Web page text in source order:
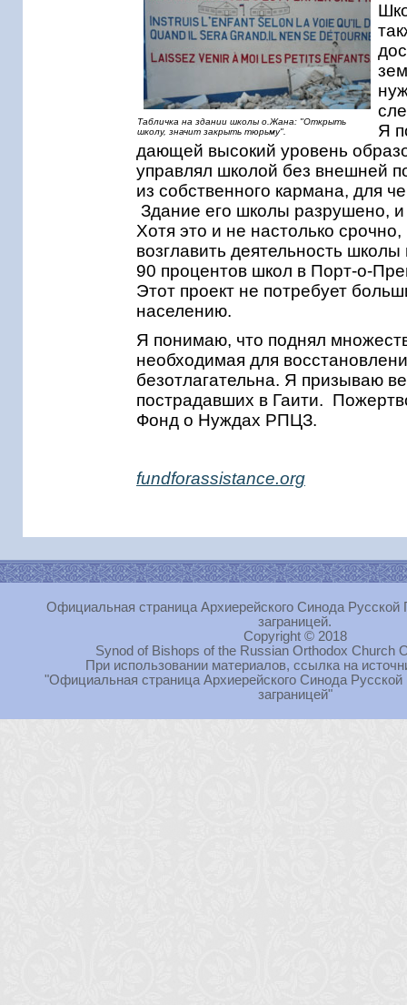
Табличка на здании школы о.Жана: "Открыть
школу, значит закрыть тюрьму".
Я
дающей высокий уровень
управлял школой без внешней
из собственного кармана, для
Здание его школы разрушено,
Хотя это и не настолько
возглавить деятельность
90 процентов школ в Порт-о-
Этот проект не потребует
населению.
Я понимаю, что поднял
необходимая для
безотлагательна. Я призываю
пострадавших в Гаити.
Фонд о Нуждах РПЦЗ.
fundforassistance.org
Официальная страница Архиерейского Синода Русской
заграницей.
Copyright © 2018
Synod of Bishops of the Russian Orthodox Church
При использовании материалов, ссылка на
"Официальная страница Архиерейского Синода
заграницей"